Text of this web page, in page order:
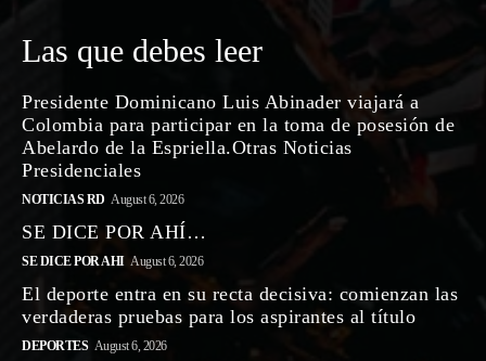
Las que debes leer
Presidente Dominicano Luis Abinader viajará a
Colombia para participar en la toma de posesión de
Abelardo de la Espriella.Otras Noticias
Presidenciales
NOTICIAS RD August 6, 2026
SE DICE POR AHÍ…
SE DICE POR AHI August 6, 2026
El deporte entra en su recta decisiva: comienzan las
verdaderas pruebas para los aspirantes al título
DEPORTES August 6, 2026